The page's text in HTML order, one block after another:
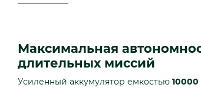
Максимальная
длительных миссий
Усиленный аккумулятор емкостью